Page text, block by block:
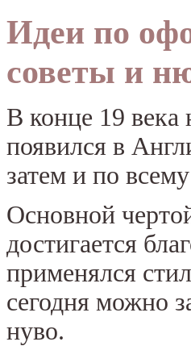
Идеи по
советы и
В конце 19
появился в
затем и по
Основной
достигается
применялся
сегодня можно
нуво.